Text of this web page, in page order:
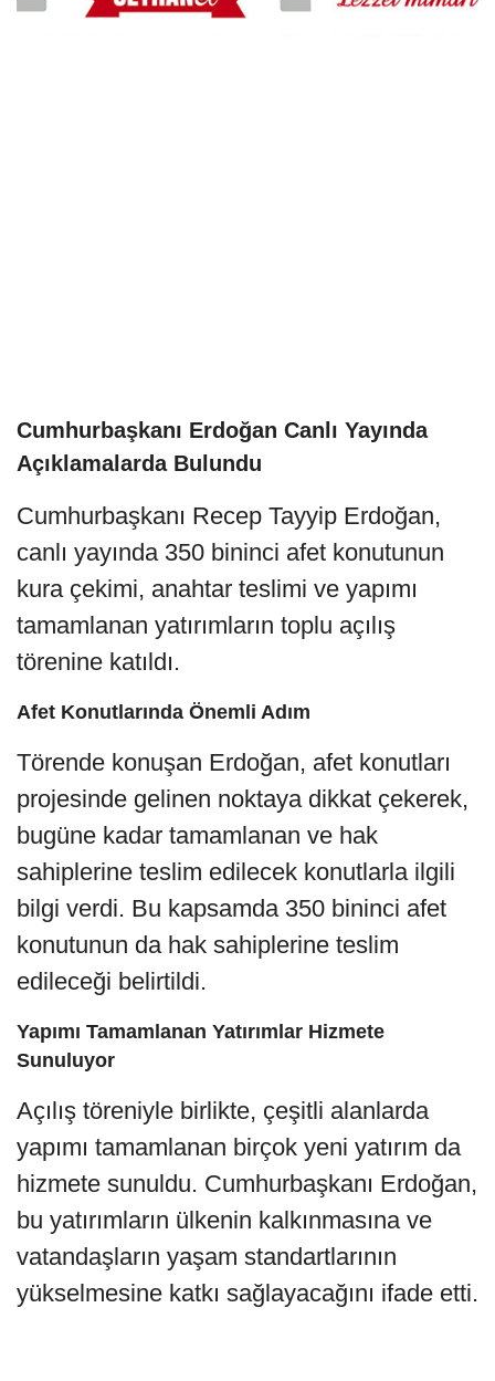
Cumhurbaşkanı Erdoğan Canlı Yayında
Açıklamalarda Bulundu
Cumhurbaşkanı Recep Tayyip Erdoğan,
canlı yayında 350 bininci afet konutunun
kura çekimi, anahtar teslimi ve yapımı
tamamlanan yatırımların toplu açılış
törenine katıldı.
Afet Konutlarında Önemli Adım
Törende konuşan Erdoğan, afet konutları
projesinde gelinen noktaya dikkat çekerek,
bugüne kadar tamamlanan ve hak
sahiplerine teslim edilecek konutlarla ilgili
bilgi verdi. Bu kapsamda 350 bininci afet
konutunun da hak sahiplerine teslim
edileceği belirtildi.
Yapımı Tamamlanan Yatırımlar Hizmete
Sunuluyor
Açılış töreniyle birlikte, çeşitli alanlarda
yapımı tamamlanan birçok yeni yatırım da
hizmete sunuldu. Cumhurbaşkanı Erdoğan,
bu yatırımların ülkenin kalkınmasına ve
vatandaşların yaşam standartlarının
yükselmesine katkı sağlayacağını ifade etti.